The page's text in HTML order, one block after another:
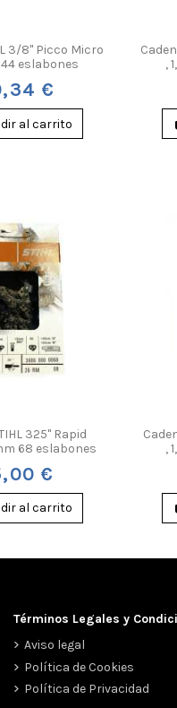
3/8" Picco Micro
44 eslabones
€
al carrito
,
325" Rapid
68 eslabones
€
al carrito
,
Términos Legales y
Aviso legal
Política de Cookies
Política de Privacidad